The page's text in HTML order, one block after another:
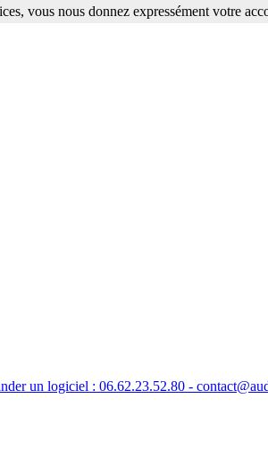
un logiciel : 06.62.23.52.80 -
vous nous donnez expressément votre